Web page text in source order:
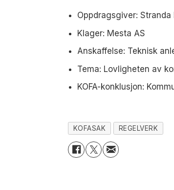
Oppdragsgiver: Stranda
Klager: Mesta AS
Anskaffelse: Teknisk
Tema: Lovligheten av
KOFA-konklusjon:
KOFASAK REGELVERK